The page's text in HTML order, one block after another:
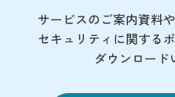
サービスのご案内資料
セキュリティに関する
ダウンロード